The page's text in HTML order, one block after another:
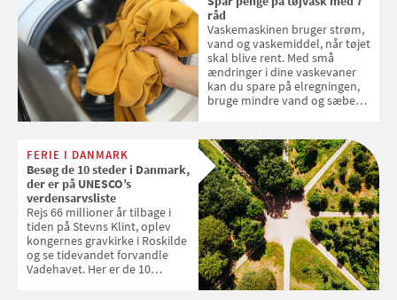
råd
Vaskemaskinen bruger strøm,
vand og vaskemiddel, når tøjet
skal blive rent. Med små
ændringer i dine vaskevaner
kan du spare på elregningen,
bruge mindre vand og sæbe
enkle råd til at spare penge på
tøjvasken
FERIE I DANMARK
Besøg de 10 steder i Danmark,
der er på UNESCO’s
verdensarvsliste
Rejs 66 millioner år tilbage i
tiden på Stevns Klint, oplev
kongernes gravkirke i Roskilde
og se tidevandet forvandle
Vadehavet. Her er de 10